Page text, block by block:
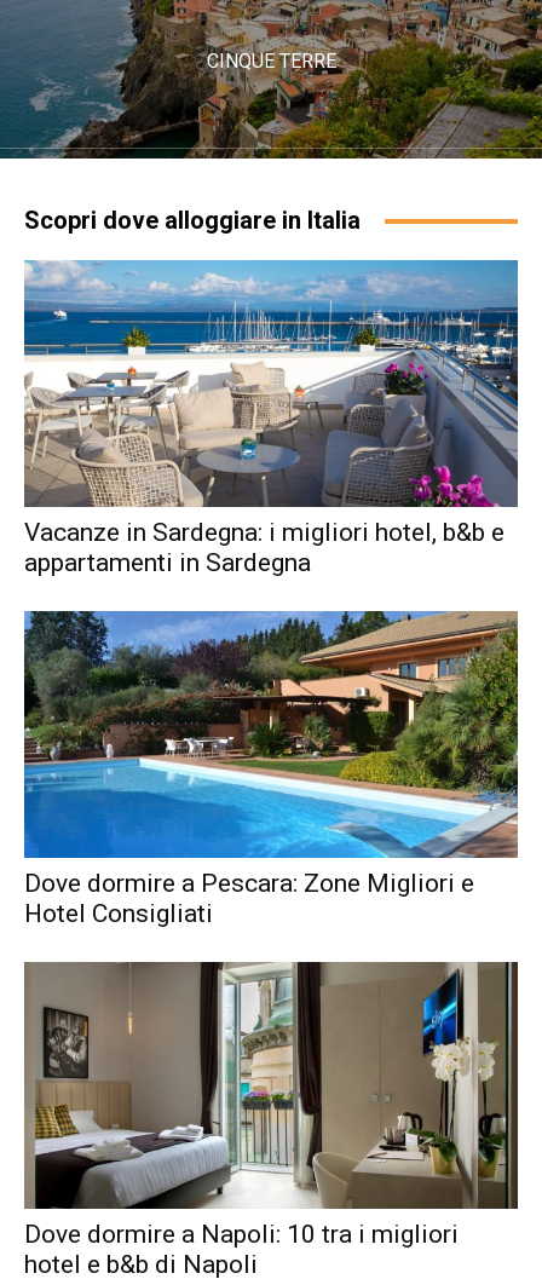
CINQUE TERRE
Scopri dove alloggiare in Italia
Vacanze in Sardegna: i migliori hotel, b&b e
appartamenti in Sardegna
Dove dormire a Pescara: Zone Migliori e
Hotel Consigliati
Dove dormire a Napoli: 10 tra i migliori
hotel e b&b di Napoli